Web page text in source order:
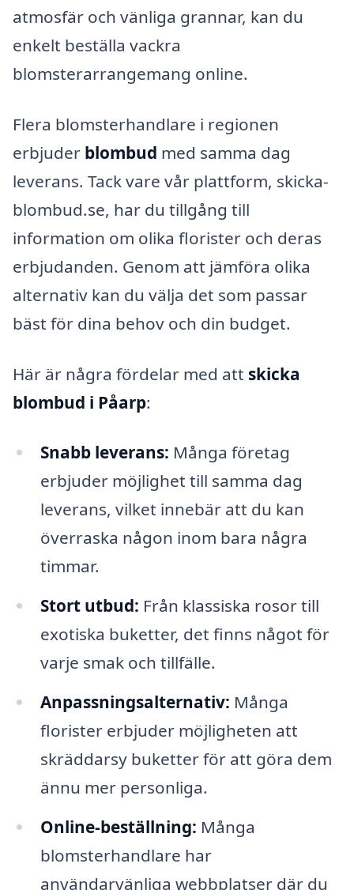
atmosfär och vänliga grannar, kan du
enkelt beställa vackra
blomsterarrangemang online.
Flera blomsterhandlare i regionen
erbjuder blombud med samma dag
leverans. Tack vare vår plattform, skicka-
blombud.se, har du tillgång till
information om olika florister och deras
erbjudanden. Genom att jämföra olika
alternativ kan du välja det som passar
bäst för dina behov och din budget.
Här är några fördelar med att skicka
blombud i Påarp:
Snabb leverans: Många företag
erbjuder möjlighet till samma dag
leverans, vilket innebär att du kan
överraska någon inom bara några
timmar.
Stort utbud: Från klassiska rosor till
exotiska buketter, det finns något för
varje smak och tillfälle.
Anpassningsalternativ: Många
florister erbjuder möjligheten att
skräddarsy buketter för att göra dem
ännu mer personliga.
Online-beställning: Många
blomsterhandlare har
användarvänliga webbplatser där du